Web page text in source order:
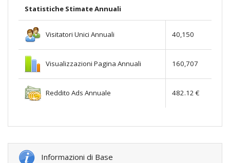
Statistiche Stimate Annuali
Visitatori Unici Annuali 40,150
Visualizzazioni Pagina Annuali 160,707
Reddito Ads Annuale 482.12 €
Informazioni di Base